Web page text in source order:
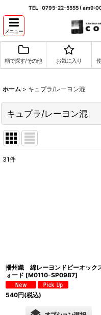
TEL : 0795-22-5555 (
メニュー
柄で探す/その他 お気に入り
ホーム > キュプラ/レーヨン混
キュプラ/レーヨン混
31件
播州織 綿レーヨンドビーオック
ォード [M0110-SP0987]
540円(税込)